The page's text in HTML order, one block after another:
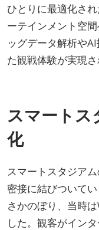
ひとりに最適化さ
ーテインメント空
ッグデータ解析や
た観戦体験が実現さ
スマートス
化
スマートスタジア
密接に結びついて
さかのぼり、当時
した。観客がイン